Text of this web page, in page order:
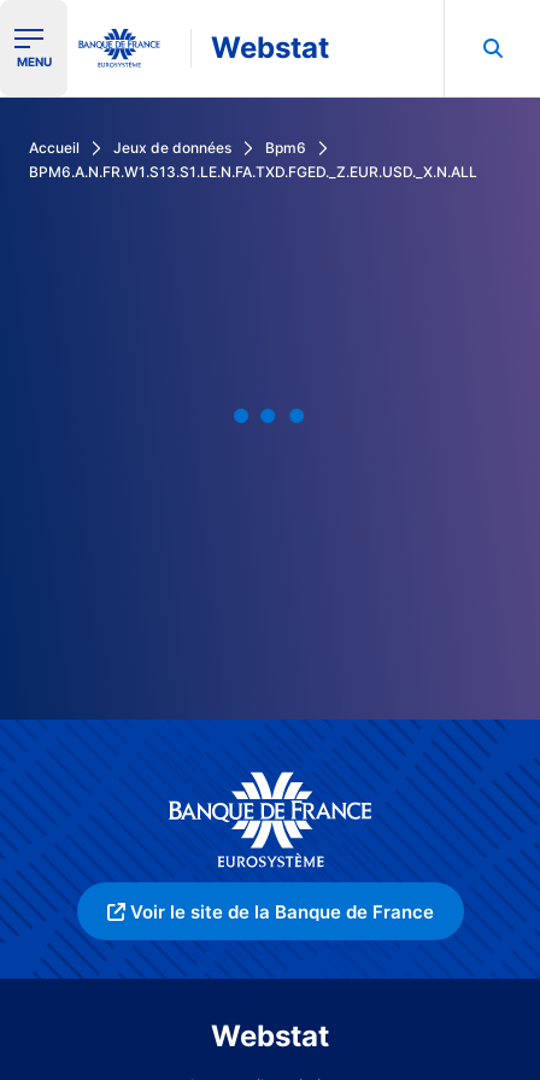
Ouvrir le menu de navigation
MENU Webstat
Accueil Jeux de données
Bpm6
BPM6.A.N.FR.W1.S13.S1.LE.N.FA.TXD.FGED._Z.EUR.USD._X.N.ALL
Voir le site de la Banque de France
Webstat